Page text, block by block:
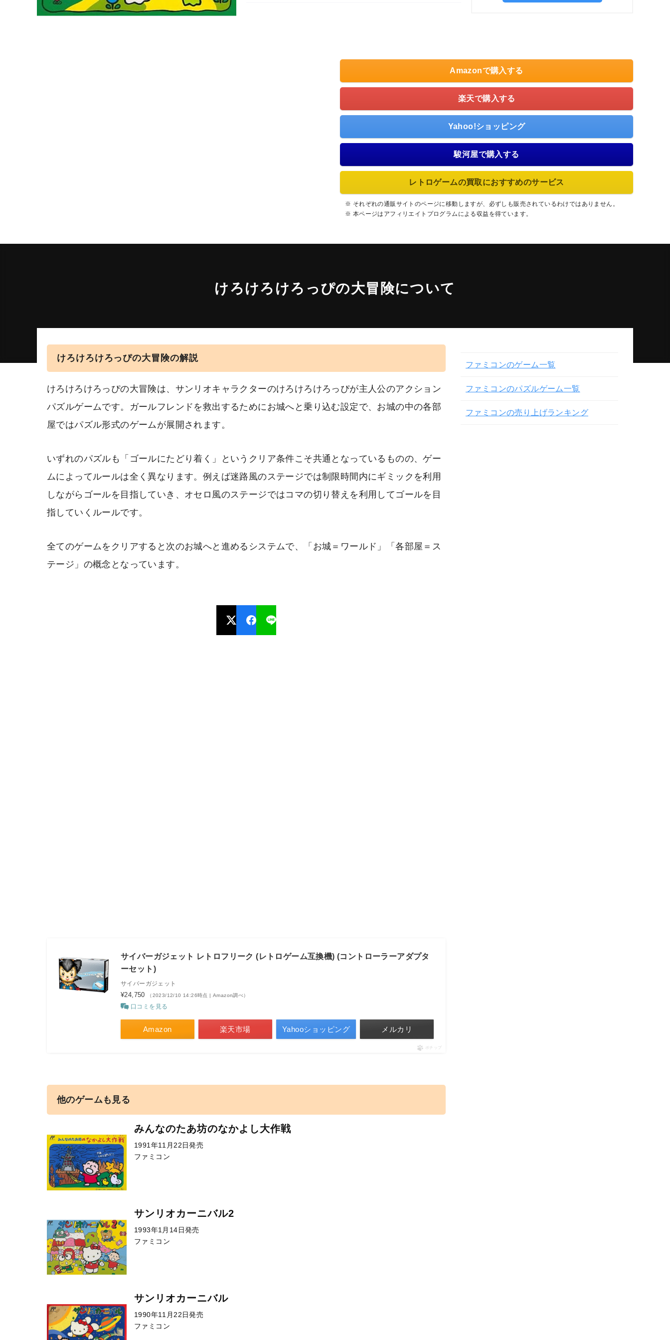
Amazonで購入する
楽天で購入する
Yahoo!ショッピング
駿河屋で購入する
レトロゲームの買取におすすめのサービス
※ それぞれの通販サイトのページに移動しますが、必ずしも販売されているわけではありません。
※ 本ページはアフィリエイトプログラムによる収益を得ています。
けろけろけろっぴの大冒険について
けろけろけろっぴの大冒険の解説
けろけろけろっぴの大冒険は、サンリオキャラクターのけろけろけろっぴが主人公のアクション
パズルゲームです。ガールフレンドを救出するためにお城へと乗り込む設定で、お城の中の各部
屋ではパズル形式のゲームが展開されます。
いずれのパズルも「ゴールにたどり着く」というクリア条件こそ共通となっているものの、ゲー
ムによってルールは全く異なります。例えば迷路風のステージでは制限時間内にギミックを利用
しながらゴールを目指していき、オセロ風のステージではコマの切り替えを利用してゴールを目
指していくルールです。
全てのゲームをクリアすると次のお城へと進めるシステムで、「お城＝ワールド」「各部屋＝ス
テージ」の概念となっています。
サイバーガジェット レトロフリーク (レトロゲーム互換機) (コントローラーアダプタ
ーセット)
サイバーガジェット
¥24,750 （2023/12/10 14:26時点 | Amazon調べ）
口コミを見る
Amazon 楽天市場 Yahooショッピング メルカリ
ポチップ
他のゲームも見る
みんなのたあ坊のなかよし大作戦
1991年11月22日発売
ファミコン
サンリオカーニバル2
1993年1月14日発売
ファミコン
サンリオカーニバル
1990年11月22日発売
ファミコン
ファミコンのゲーム一覧
ファミコンのパズルゲーム一覧
ファミコンの売り上げランキング